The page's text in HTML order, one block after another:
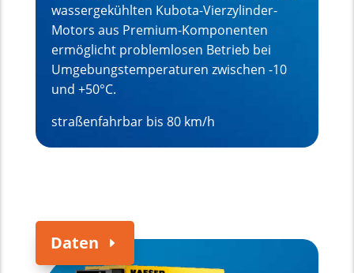
wassergekühlten Kubota-Vierzylinder-
Motors aus Premium-Komponenten
ermöglicht problemlosen Betrieb bei
Umgebungstemperaturen zwischen -10
und +50°C.
straßenfahrbar bis 80 km/h
Daten